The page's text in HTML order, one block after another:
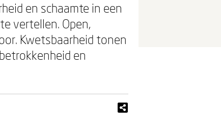
en schaamte in een
vertellen. Open,
Kwetsbaarheid tonen
en